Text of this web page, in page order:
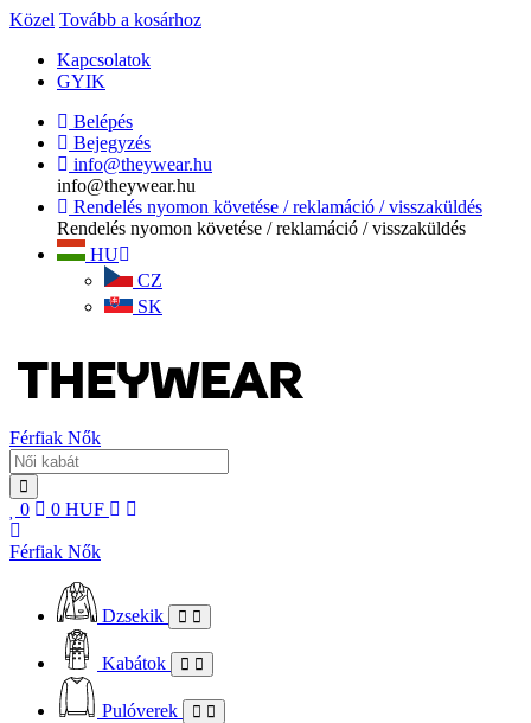
Közel Tovább a kosárhoz
Kapcsolatok
GYIK
Belépés
Bejegyzés
info@theywear.hu
info@theywear.hu
Rendelés nyomon követése / reklamáció / visszaküldés
Rendelés nyomon követése / reklamáció / visszaküldés
HU
CZ
SK
Férfiak Nők
0 0 HUF
Férfiak Nők
Dzsekik
Kabátok
Pulóverek